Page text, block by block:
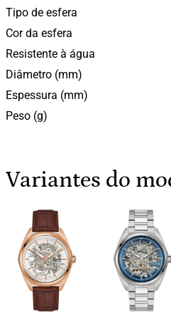
Tipo de esfera
Cor da esfera
Resistente à água
Diâmetro (mm)
Espessura (mm)
Peso (g)